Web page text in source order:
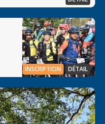
INSCRIPTION DÉTAIL